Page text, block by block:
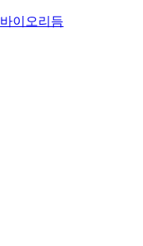
바이오리듬